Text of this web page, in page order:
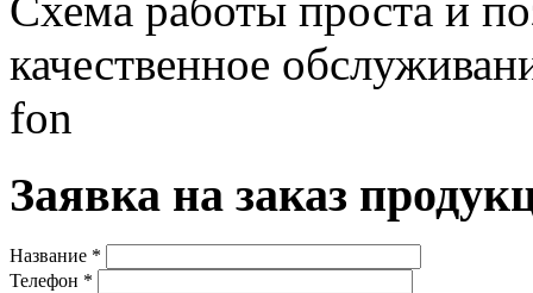
качественное
fon
Заявка на заказ
Название *
Телефон *